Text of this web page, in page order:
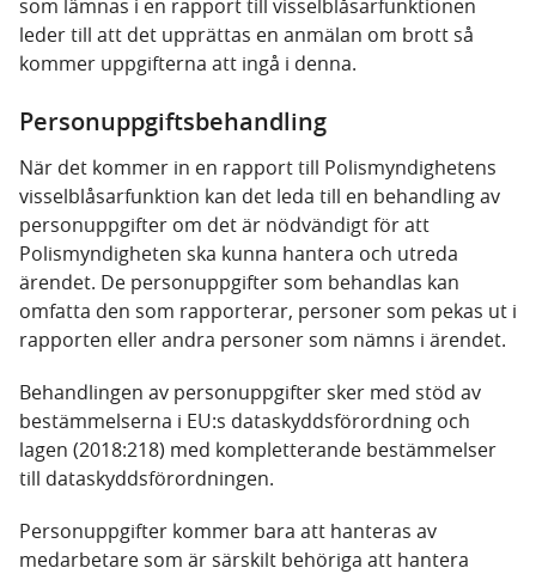
som lämnas i en rapport till visselblåsarfunktionen
leder till att det upprättas en anmälan om brott så
kommer uppgifterna att ingå i denna.
Personuppgiftsbehandling
När det kommer in en rapport till Polismyndighetens
visselblåsarfunktion kan det leda till en behandling av
personuppgifter om det är nödvändigt för att
Polismyndigheten ska kunna hantera och utreda
ärendet. De personuppgifter som behandlas kan
omfatta den som rapporterar, personer som pekas ut i
rapporten eller andra personer som nämns i ärendet.
Behandlingen av personuppgifter sker med stöd av
bestämmelserna i EU:s dataskyddsförordning och
lagen (2018:218) med kompletterande bestämmelser
till dataskyddsförordningen.
Personuppgifter kommer bara att hanteras av
medarbetare som är särskilt behöriga att hantera